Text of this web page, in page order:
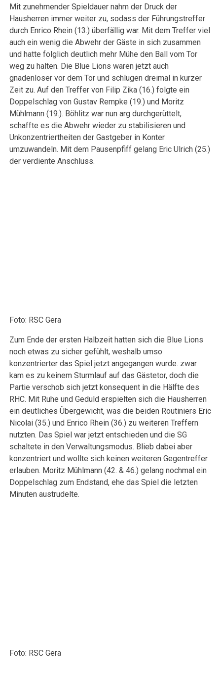
Mit zunehmender Spieldauer nahm der Druck der
Hausherren immer weiter zu, sodass der Führungstreffer
durch Enrico Rhein (13.) überfällig war. Mit dem Treffer viel
auch ein wenig die Abwehr der Gäste in sich zusammen
und hatte folglich deutlich mehr Mühe den Ball vom Tor
weg zu halten. Die Blue Lions waren jetzt auch
gnadenloser vor dem Tor und schlugen dreimal in kurzer
Zeit zu. Auf den Treffer von Filip Zika (16.) folgte ein
Doppelschlag von Gustav Rempke (19.) und Moritz
Mühlmann (19.). Böhlitz war nun arg durchgerüttelt,
schaffte es die Abwehr wieder zu stabilisieren und
Unkonzentriertheiten der Gastgeber in Konter
umzuwandeln. Mit dem Pausenpfiff gelang Eric Ulrich (25.)
der verdiente Anschluss.
Foto: RSC Gera
Zum Ende der ersten Halbzeit hatten sich die Blue Lions
noch etwas zu sicher gefühlt, weshalb umso
konzentrierter das Spiel jetzt angegangen wurde. zwar
kam es zu keinem Sturmlauf auf das Gästetor, doch die
Partie verschob sich jetzt konsequent in die Hälfte des
RHC. Mit Ruhe und Geduld erspielten sich die Hausherren
ein deutliches Übergewicht, was die beiden Routiniers Eric
Nicolai (35.) und Enrico Rhein (36.) zu weiteren Treffern
nutzten. Das Spiel war jetzt entschieden und die SG
schaltete in den Verwaltungsmodus. Blieb dabei aber
konzentriert und wollte sich keinen weiteren Gegentreffer
erlauben. Moritz Mühlmann (42. & 46.) gelang nochmal ein
Doppelschlag zum Endstand, ehe das Spiel die letzten
Minuten austrudelte.
Foto: RSC Gera